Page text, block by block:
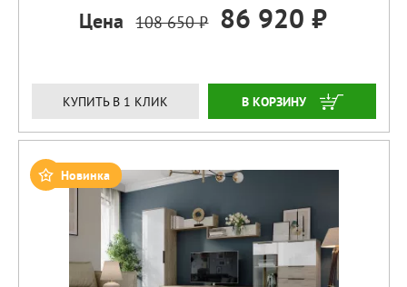
Цена 108 650 ₽ 86 920 ₽
КУПИТЬ В 1 КЛИК ЗАКАЗАТЬ
Новинка